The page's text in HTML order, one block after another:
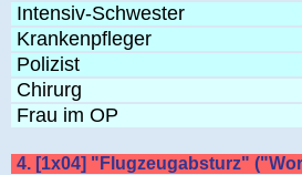
Intensiv-Schwester
Krankenpfleger
Polizist
Chirurg
Frau im OP
4. [1x04] "Flugzeugabsturz"